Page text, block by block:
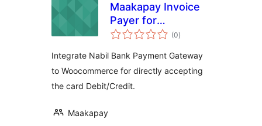
Maakapay Invoice
Payer for
Woocommerce
(0загальний
рейтинг
)
Integrate Nabil Bank Payment Gateway
to Woocommerce for directly accepting
the card Debit/Credit.
Maakapay